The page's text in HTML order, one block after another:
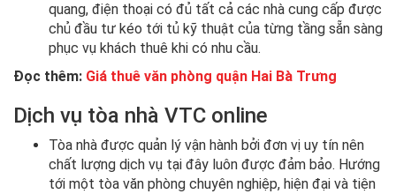
quang, điện thoại có đủ tất cả các nhà cung cấp được
chủ đầu tư kéo tới tủ kỹ thuật của từng tầng sẵn sàng
phục vụ khách thuê khi có nhu cầu.
Đọc thêm: Giá thuê văn phòng quận Hai Bà Trưng
Dịch vụ tòa nhà VTC online
Tòa nhà được quản lý vận hành bởi đơn vị uy tín nên
chất lượng dịch vụ tại đây luôn được đảm bảo. Hướng
tới một tòa văn phòng chuyên nghiệp, hiện đại và tiện